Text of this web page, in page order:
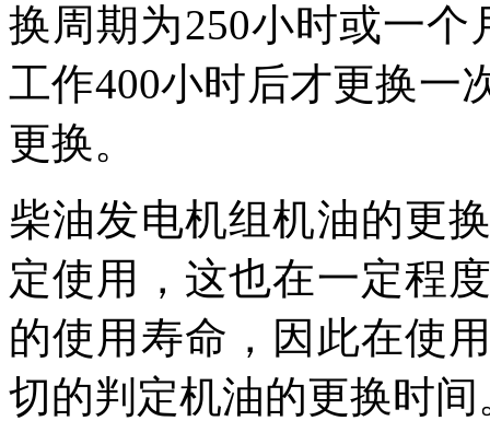
换周期为250小时或一
工作400小时后才更换一
更换。
柴油发电机组机油的更
定使用，这也在一定程
的使用寿命，因此在使
切的判定机油的更换时间